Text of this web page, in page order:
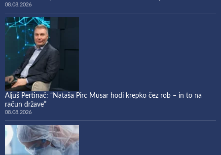
08.08.2026
Aljuš Pertinač: “Nataša Pirc Musar hodi krepko čez rob – in to na
račun države”
08.08.2026